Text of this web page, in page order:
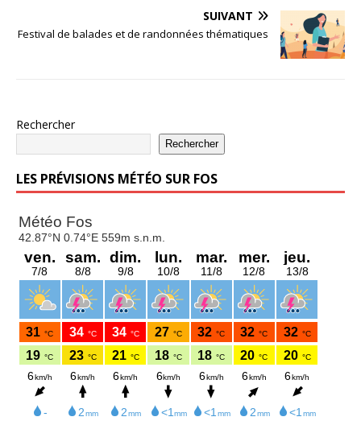
SUIVANT
Festival de balades et de randonnées thématiques
Rechercher
Rechercher
LES PRÉVISIONS MÉTÉO SUR FOS